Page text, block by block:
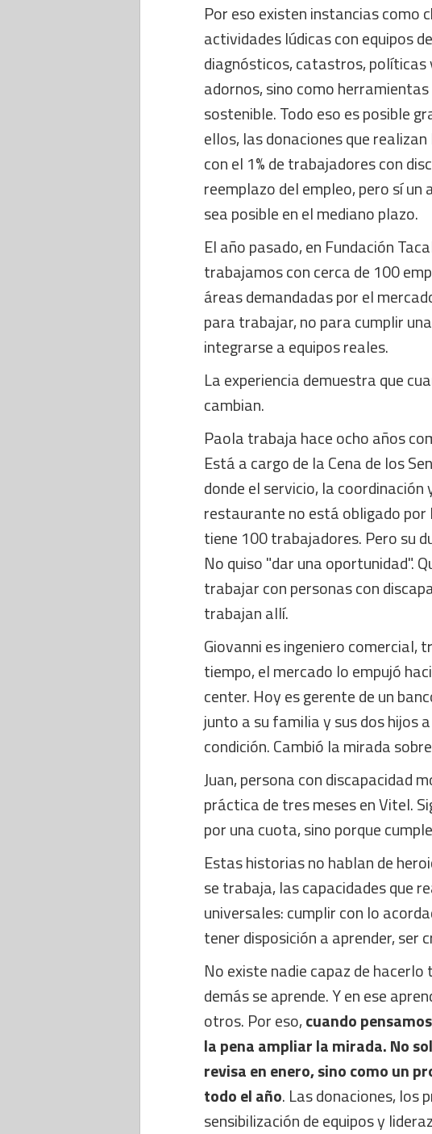
Por eso existen instancias
actividades lúdicas con equipos
diagnósticos, catastros, políticas
adornos, sino como
sostenible. Todo eso es posible
ellos, las donaciones que
con el 1% de trabajadores con
reemplazo del empleo, pero sí
sea posible en el mediano plazo.
El año pasado, en Fundación
trabajamos con cerca de 100
áreas demandadas por el
para trabajar, no para cumplir
integrarse a equipos reales.
La experiencia demuestra que
cambian.
Paola trabaja hace ocho años
Está a cargo de la Cena de los
donde el servicio, la
restaurante no está obligado por
tiene 100 trabajadores. Pero su
No quiso "dar una oportunidad".
trabajar con personas con
trabajan allí.
Giovanni es ingeniero comercial,
tiempo, el mercado lo empujó
center. Hoy es gerente de un
junto a su familia y sus dos hijos
condición. Cambió la mirada
Juan, persona con discapacidad
práctica de tres meses en Vitel.
por una cuota, sino porque
Estas historias no hablan de
se trabaja, las capacidades que
universales: cumplir con lo
tener disposición a aprender, ser
No existe nadie capaz de
demás se aprende. Y en ese
otros. Por eso,cuando
la pena ampliar la mirada. No
revisa en enero, sino como un
todo el año. Las donaciones, los
sensibilización de equipos y